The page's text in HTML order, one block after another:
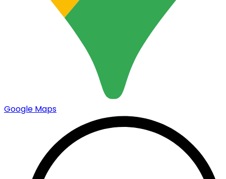
Google Maps